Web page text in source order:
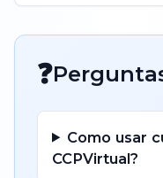
❓
Como usar
CCPVirtual?